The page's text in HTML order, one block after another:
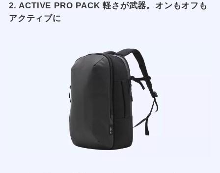
2. ACTIVE PRO PACK 軽さが武器。オンもオフも
アクティブに